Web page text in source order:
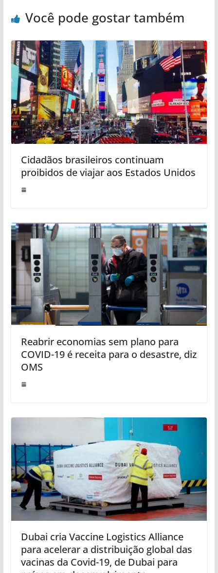
Você pode gostar também
Cidadãos brasileiros continuam
proibidos de viajar aos Estados Unidos
Reabrir economias sem plano para
COVID-19 é receita para o desastre, diz
OMS
Dubai cria Vaccine Logistics Alliance
para acelerar a distribuição global das
vacinas da Covid-19, de Dubai para